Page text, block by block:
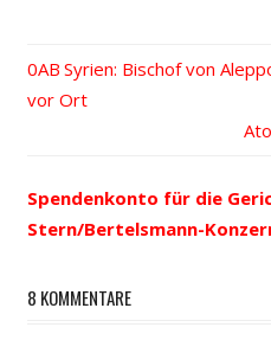
Beitrags-
Vorheriger
Beitrag:
Syrien: Bischof von
vor Ort
Spendenkonto für die
Stern/Bertelsmann-
8 KOMMENTARE